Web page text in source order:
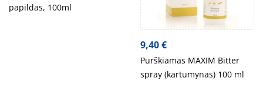
papildas, 100ml
9,40€
Purškiamas MAXIM Bitter
spray (kartumynas) 100 ml